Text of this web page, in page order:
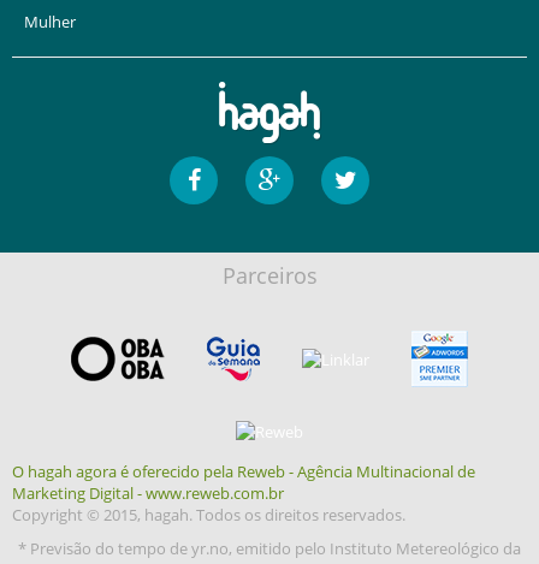
Mulher
Parceiros
O hagah agora é oferecido pela Reweb - Agência Multinacional de
Marketing Digital - www.reweb.com.br
Copyright © 2015, hagah. Todos os direitos reservados.
* Previsão do tempo de yr.no, emitido pelo Instituto Metereológico da